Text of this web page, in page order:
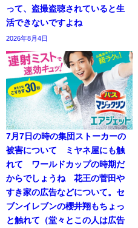
って、盗撮盗聴されていると生
活できないですよね
2026年8月4日
7月7日の時の集団ストーカーの
被害について ミヤネ屋にも触
れて ワールドカップの時期だ
からでしょうね 花王の菅田や
すき家の広告などについて。セ
ブンイレブンの櫻井翔もちょっ
と触れて（堂々とこの人は広告